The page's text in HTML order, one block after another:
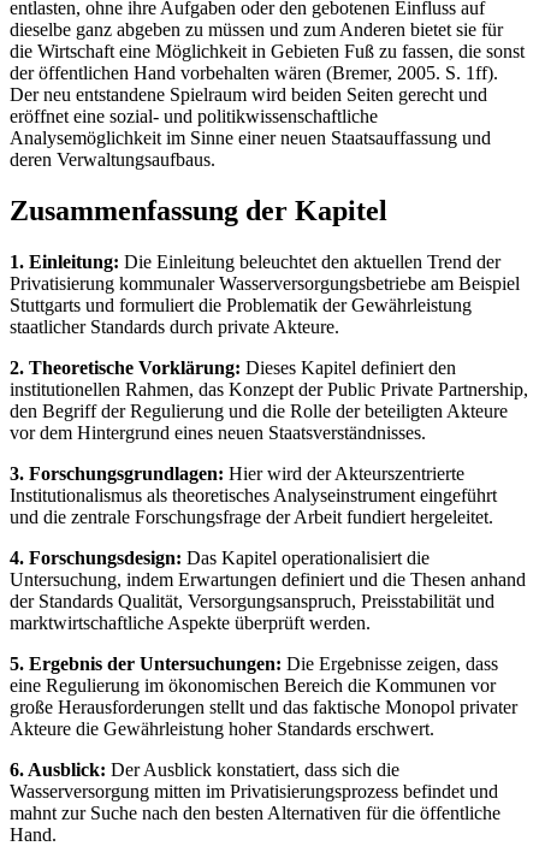
entlasten, ohne ihre Aufgaben oder den gebotenen Einfluss auf
dieselbe ganz abgeben zu müssen und zum Anderen bietet sie für
die Wirtschaft eine Möglichkeit in Gebieten Fuß zu fassen, die sonst
der öffentlichen Hand vorbehalten wären (Bremer, 2005. S. 1ff).
Der neu entstandene Spielraum wird beiden Seiten gerecht und
eröffnet eine sozial- und politikwissenschaftliche
Analysemöglichkeit im Sinne einer neuen Staatsauffassung und
deren Verwaltungsaufbaus.
Zusammenfassung der Kapitel
1. Einleitung: Die Einleitung beleuchtet den aktuellen Trend der
Privatisierung kommunaler Wasserversorgungsbetriebe am Beispiel
Stuttgarts und formuliert die Problematik der Gewährleistung
staatlicher Standards durch private Akteure.
2. Theoretische Vorklärung: Dieses Kapitel definiert den
institutionellen Rahmen, das Konzept der Public Private Partnership,
den Begriff der Regulierung und die Rolle der beteiligten Akteure
vor dem Hintergrund eines neuen Staatsverständnisses.
3. Forschungsgrundlagen: Hier wird der Akteurszentrierte
Institutionalismus als theoretisches Analyseinstrument eingeführt
und die zentrale Forschungsfrage der Arbeit fundiert hergeleitet.
4. Forschungsdesign: Das Kapitel operationalisiert die
Untersuchung, indem Erwartungen definiert und die Thesen anhand
der Standards Qualität, Versorgungsanspruch, Preisstabilität und
marktwirtschaftliche Aspekte überprüft werden.
5. Ergebnis der Untersuchungen: Die Ergebnisse zeigen, dass
eine Regulierung im ökonomischen Bereich die Kommunen vor
große Herausforderungen stellt und das faktische Monopol privater
Akteure die Gewährleistung hoher Standards erschwert.
6. Ausblick: Der Ausblick konstatiert, dass sich die
Wasserversorgung mitten im Privatisierungsprozess befindet und
mahnt zur Suche nach den besten Alternativen für die öffentliche
Hand.